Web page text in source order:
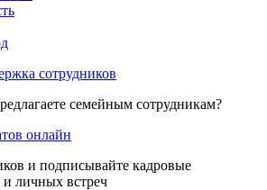
сотрудников
семейным сотрудникам?
онлайн
и подписывайте кадровые
и личных встреч